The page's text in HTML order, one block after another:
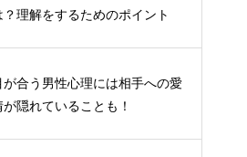
？理解をするためのポイント
が合う男性心理には相手への愛
が隠れていることも！